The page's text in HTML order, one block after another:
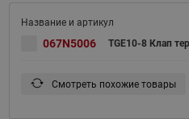
067N5006 TGE10-8 Клап
Смотреть похожие товары